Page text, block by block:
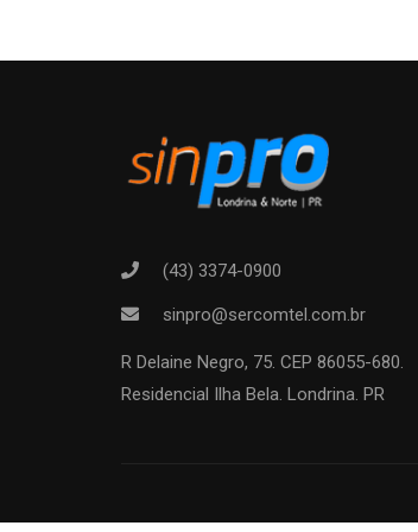
(43) 3374-0900
sinpro@sercomtel.com.br
R Delaine Negro, 75. CEP 86055-680.
Residencial Ilha Bela. Londrina. PR